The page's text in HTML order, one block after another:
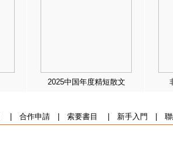
2025中国年度精短散文
合作申請| 索要書目 新手入門